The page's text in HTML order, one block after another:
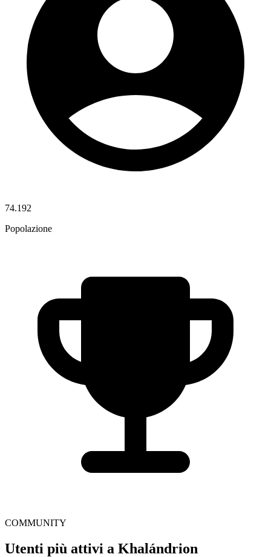
74.192
Popolazione
COMMUNITY
Utenti più attivi a Khalándrion